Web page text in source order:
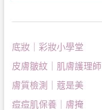
底妝｜彩妝小學堂
皮膚皺紋｜肌膚護理師
膚質檢測｜蔻是美
痘痘肌保養｜膚掩